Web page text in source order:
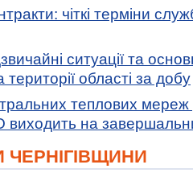
чіткі терміни
ситуації та
території області за добу
теплових мереж
на
ЧЕРНІГІВЩИНИ